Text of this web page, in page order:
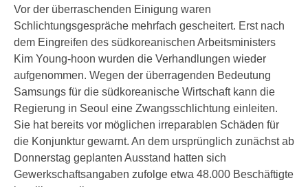
Vor der überraschenden Einigung waren
Schlichtungsgespräche mehrfach gescheitert. Erst nach
dem Eingreifen des südkoreanischen Arbeitsministers
Kim Young-hoon wurden die Verhandlungen wieder
aufgenommen. Wegen der überragenden Bedeutung
Samsungs für die südkoreanische Wirtschaft kann die
Regierung in Seoul eine Zwangsschlichtung einleiten.
Sie hat bereits vor möglichen irreparablen Schäden für
die Konjunktur gewarnt. An dem ursprünglich zunächst ab
Donnerstag geplanten Ausstand hatten sich
Gewerkschaftsangaben zufolge etwa 48.000 Beschäftigte